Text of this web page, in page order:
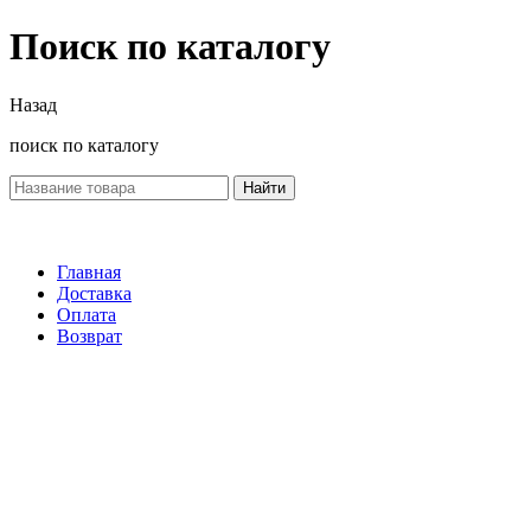
Поиск по каталогу
Назад
поиск по каталогу
Найти
Главная
Доставка
Оплата
Возврат